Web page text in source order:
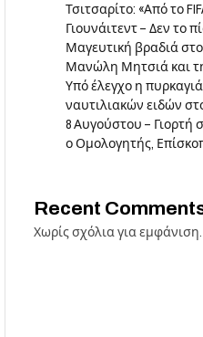
Τσιτσαρίτο: «Από το
Γιουνάιτεντ – Δεν το
Μαγευτική βραδιά
Μανώλη Μητσιά και
Υπό έλεγχο η
ναυτιλιακών ειδών
8 Αυγούστου – Γιορτή
ο Ομολογητής,
Recent
Χωρίς σχόλια για εμφάνιση.